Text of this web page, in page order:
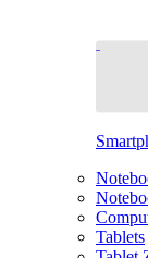
Tablets